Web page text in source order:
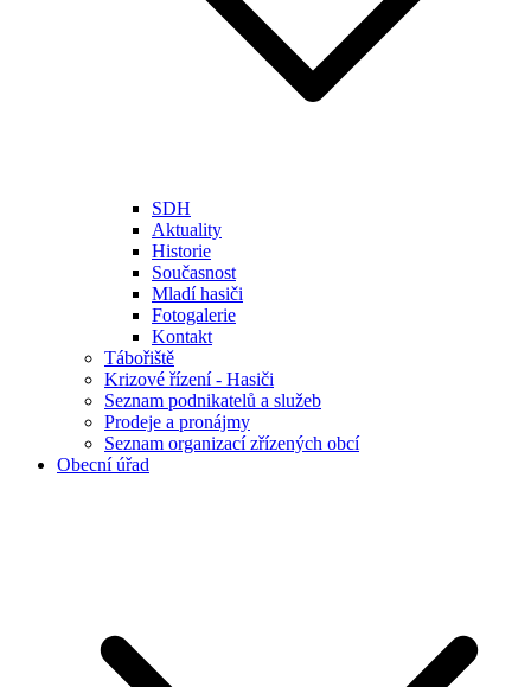
SDH
Aktuality
Historie
Současnost
Mladí hasiči
Fotogalerie
Kontakt
Tábořiště
Krizové řízení - Hasiči
Seznam podnikatelů a služeb
Prodeje a pronájmy
Seznam organizací zřízených obcí
Obecní úřad